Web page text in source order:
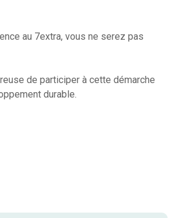
au 7extra, vous ne serez pas
de participer à cette démarche
durable.